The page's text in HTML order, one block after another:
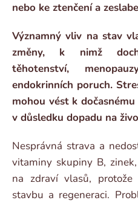
nebo ke ztenčení a
Významný vliv na stav
změny, k nimž
těhotenství,
endokrinních poruch.
mohou vést k
v důsledku dopadu na
Nesprávná strava a
vitaminy skupiny B,
na zdraví vlasů,
stavbu a regeneraci.